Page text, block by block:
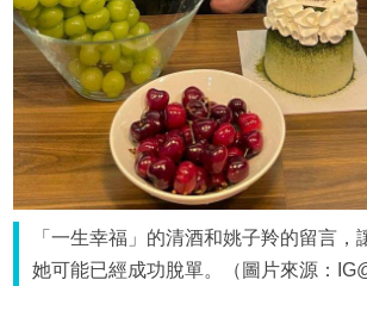
「一生幸福」的清酒和姚子羚的留言，
她可能已經成功脫單。（圖片來源：